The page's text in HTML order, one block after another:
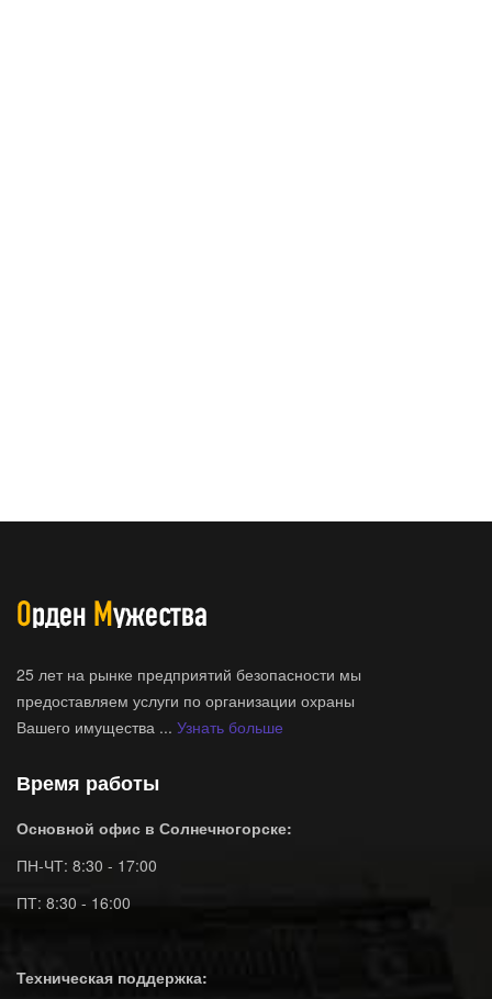
25 лет на рынке предприятий безопасности мы
предоставляем услуги по организации охраны
Вашего имущества ... Узнать больше
Время работы
Основной офис в Солнечногорске:
ПН-ЧТ: 8:30 - 17:00
ПТ: 8:30 - 16:00
Техническая поддержка: